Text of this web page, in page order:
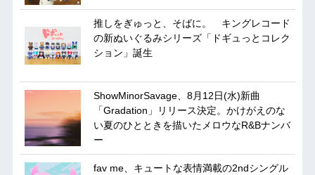
推しをぎゅっと、そばに。 キングレコード
の新ぬいぐるみシリーズ「ドギュっとコレク
ション」誕生
ShowMinorSavage、8月12日(水)新曲
「Gradation」リリース決定。かけがえのな
い夏のひとときを描いたメロウなR&Bナンバ
ー
fav me、キュートな表情満載の2ndシングル